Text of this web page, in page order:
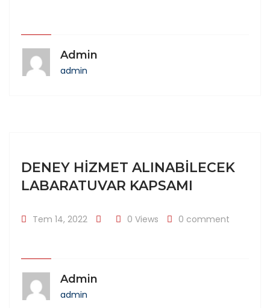
Admin
admin
DENEY HIZMET ALINABILECEK
LABARATUVAR KAPSAMI
Tem 14, 2022 0 Views 0 comment
Admin
admin